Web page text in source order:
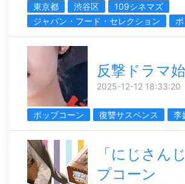
東京都 渋谷区
109シネマズ
ジャパン・フード・セレクション
反撃ドラマ
2025-12-12 18:33:20
ポップコーン 復讐サスペンス 李
「にじさん
プコーン